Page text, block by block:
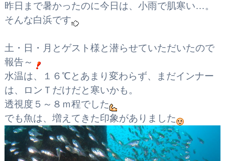
昨日まで暑かったのに今日は、小雨で肌寒い…。
そんな白浜です
土・日・月とゲスト様と潜らせていただいたので
報告～
水温は、１６℃とあまり変わらず、まだインナー
は、ロンＴだけだと寒いかも。
透視度５～８ｍ程でした
でも魚は、増えてきた印象がありました